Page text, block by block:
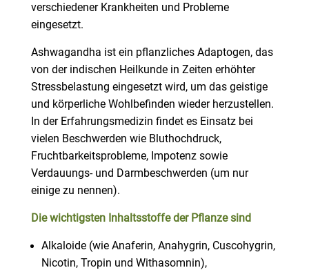
verschiedener Krankheiten und Probleme
eingesetzt.
Ashwagandha ist ein pflanzliches Adaptogen, das
von der indischen Heilkunde in Zeiten erhöhter
Stressbelastung eingesetzt wird, um das geistige
und körperliche Wohlbefinden wieder herzustellen.
In der Erfahrungsmedizin findet es Einsatz bei
vielen Beschwerden wie Bluthochdruck,
Fruchtbarkeitsprobleme, Impotenz sowie
Verdauungs- und Darmbeschwerden (um nur
einige zu nennen).
Die wichtigsten Inhaltsstoffe der Pflanze sind
Alkaloide (wie Anaferin, Anahygrin, Cuscohygrin,
Nicotin, Tropin und Withasomnin),